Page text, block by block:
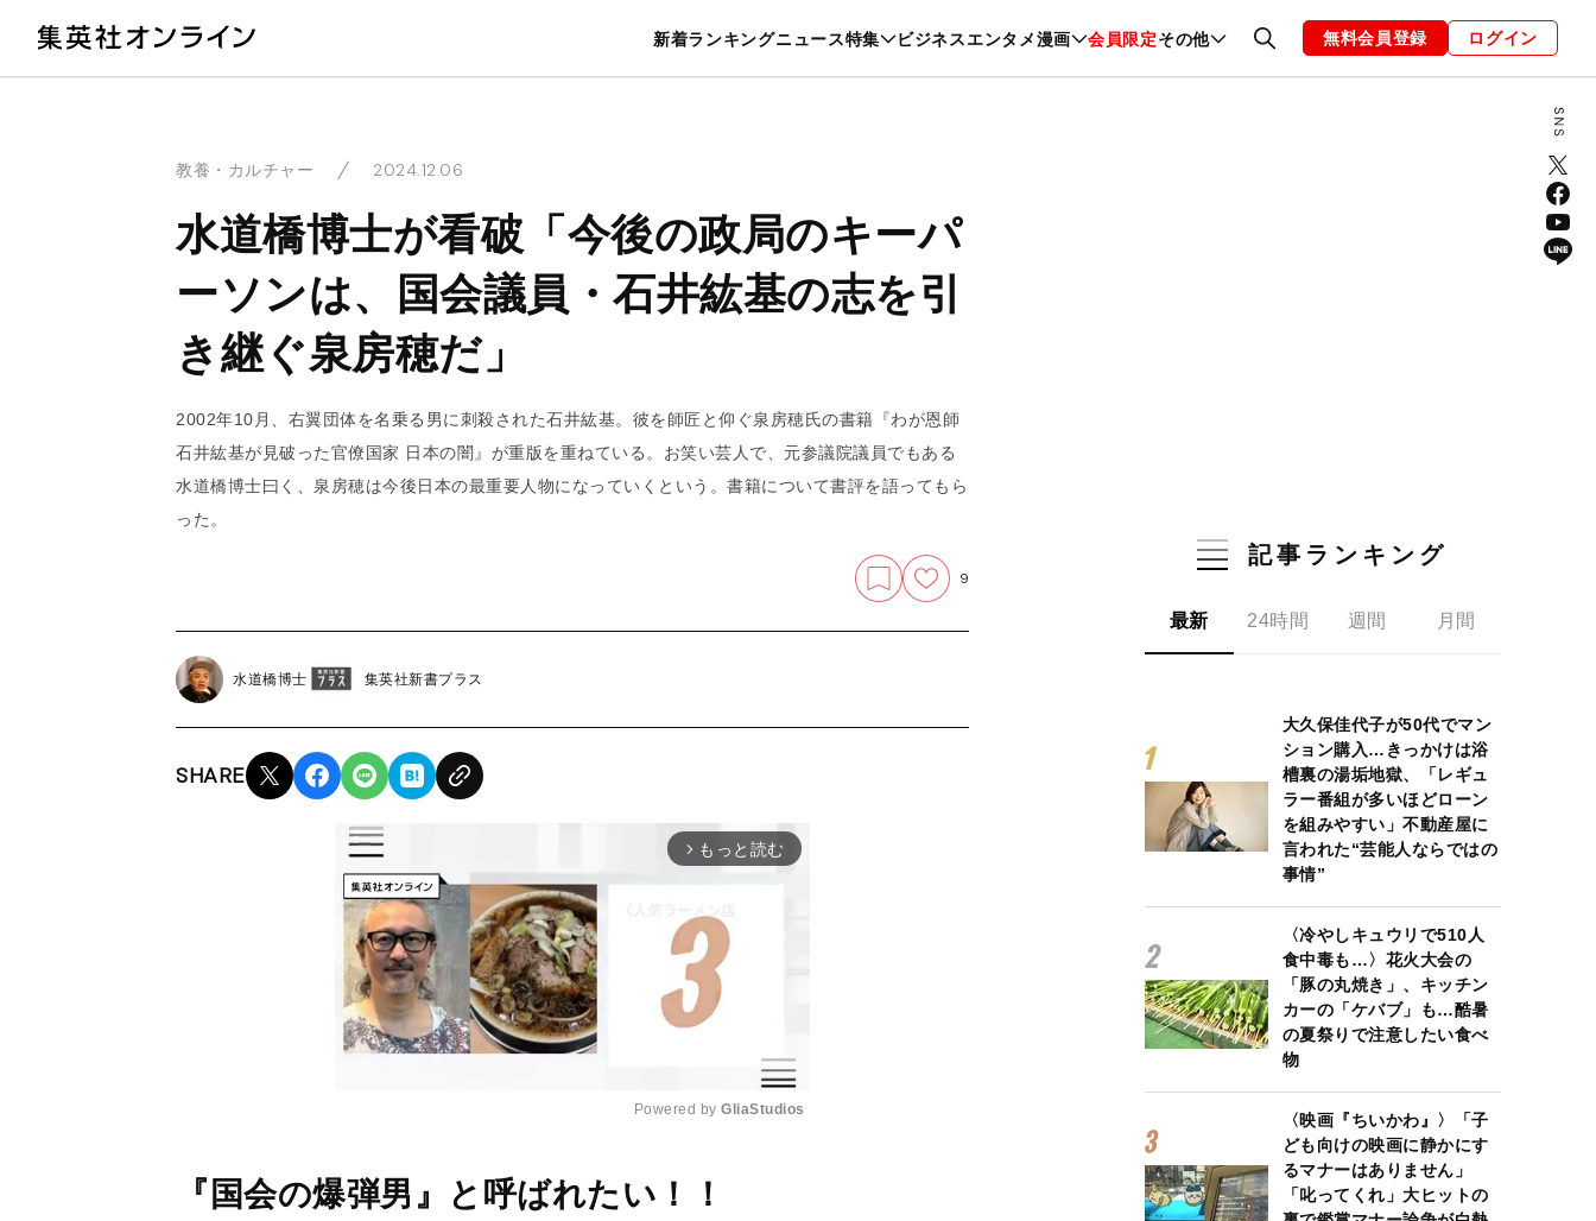
新着ランキングニュース特集 ビジネスエンタメ漫画 会員限定その他
暮らし スポーツ ヘルスケア 美容 グルメ ファッション 恋愛・結婚 編集部 お知らせ
無料会員登録 ログイン
教養・カルチャー 2024.12.06
水道橋博士が看破「今後の政局のキーパ
ーソンは、国会議員・石井紘基の志を引
き継ぐ泉房穂だ」
2002年10月、右翼団体を名乗る男に刺殺された石井紘基。彼を師匠と仰ぐ泉房穂氏の書籍『わが恩師
石井紘基が見破った官僚国家 日本の闇』が重版を重ねている。お笑い芸人で、元参議院議員でもある
水道橋博士曰く、泉房穂は今後日本の最重要人物になっていくという。書籍について書評を語ってもら
った。
9
水道橋博士 集英社新書プラス
SHARE
arrow_forward_ios もっと読む
Powered by GliaStudios
『国会の爆弾男』と呼ばれたい！！
記事ランキング
最新 24時間 週間 月間
大久保佳代子が50代でマン
ション購入…きっかけは浴
槽裏の湯垢地獄、「レギュ
ラー番組が多いほどローン
を組みやすい」不動産屋に
言われた“芸能人ならではの
事情”
〈冷やしキュウリで510人
食中毒も…〉花火大会の
「豚の丸焼き」、キッチン
カーの「ケバブ」も…酷暑
の夏祭りで注意したい食べ
物
〈映画『ちいかわ』〉「子
ども向けの映画に静かにす
るマナーはありません」
「叱ってくれ」大ヒットの